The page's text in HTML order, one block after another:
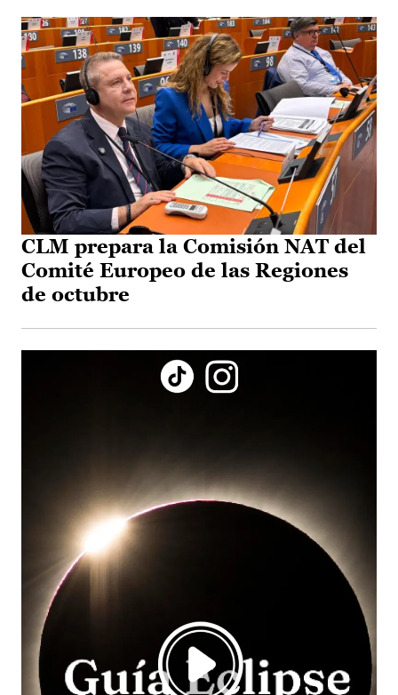
CLM prepara la Comisión NAT del
Comité Europeo de las Regiones
de octubre